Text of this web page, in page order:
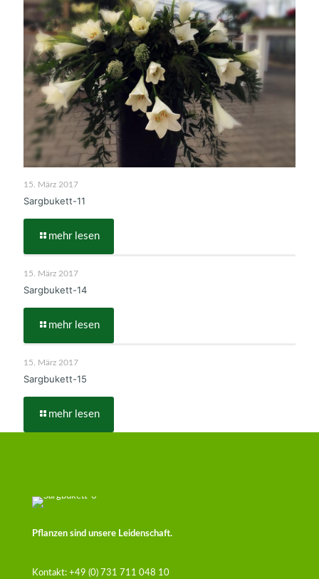
15. März 2017
Sargbukett-11
mehr lesen
15. März 2017
Sargbukett-14
mehr lesen
15. März 2017
Sargbukett-15
mehr lesen
Pflanzen sind unsere Leidenschaft.
Kontakt: +49 (0) 731 711 048 10